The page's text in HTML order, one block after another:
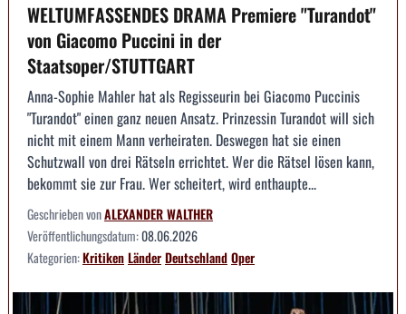
WELTUMFASSENDES DRAMA Premiere "Turandot"
von Giacomo Puccini in der
Staatsoper/STUTTGART
Anna-Sophie Mahler hat als Regisseurin bei Giacomo Puccinis
"Turandot" einen ganz neuen Ansatz. Prinzessin Turandot will sich
nicht mit einem Mann verheiraten. Deswegen hat sie einen
Schutzwall von drei Rätseln errichtet. Wer die Rätsel lösen kann,
bekommt sie zur Frau. Wer scheitert, wird enthaupte...
Geschrieben vonALEXANDER WALTHER
Veröffentlichungsdatum:08.06.2026
Kategorien:KritikenLänderDeutschlandOper